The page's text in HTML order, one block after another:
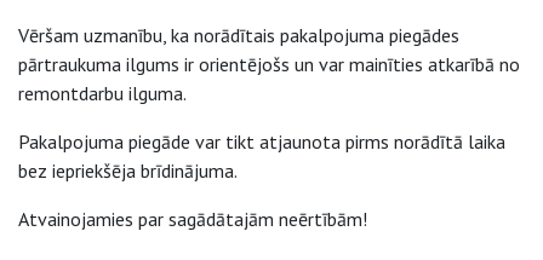
Vēršam uzmanību, ka norādītais pakalpojuma piegādes
pārtraukuma ilgums ir orientējošs un var mainīties atkarībā no
remontdarbu ilguma.
Pakalpojuma piegāde var tikt atjaunota pirms norādītā laika
bez iepriekšēja brīdinājuma.
Atvainojamies par sagādātajām neērtībām!